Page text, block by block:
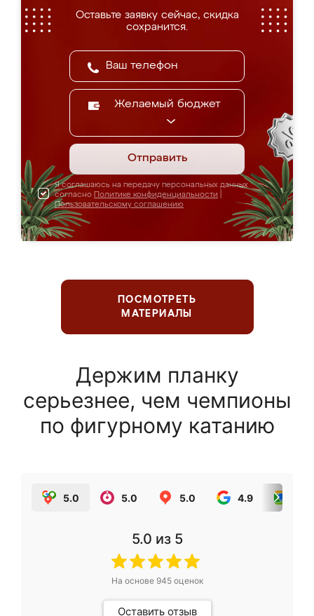
Оставьте заявку сейчас, скидка
сохранится.
Желаемый бюджет
Отправить
Я соглашаюсь на передачу персональных данных
согласно Политике конфиденциальности
Пользовательскому соглашению
ПОСМОТРЕТЬ
МАТЕРИАЛЫ
Держим планку
серьезнее, чем чемпионы
по фигурному катанию
5.0 5.0 5.0 4.9
5.0 из 5
На основе 945оценок
Оставить отзыв